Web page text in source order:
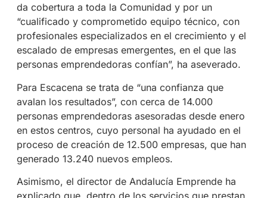
da cobertura a toda la Comunidad y por un
“cualificado y comprometido equipo técnico, con
profesionales especializados en el crecimiento y el
escalado de empresas emergentes, en el que las
personas emprendedoras confían”, ha aseverado.
Para Escacena se trata de “una confianza que
avalan los resultados”, con cerca de 14.000
personas emprendedoras asesoradas desde enero
en estos centros, cuyo personal ha ayudado en el
proceso de creación de 12.500 empresas, que han
generado 13.240 nuevos empleos.
Asimismo, el director de Andalucía Emprende ha